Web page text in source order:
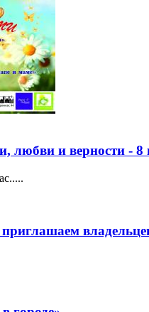
любви и верности -